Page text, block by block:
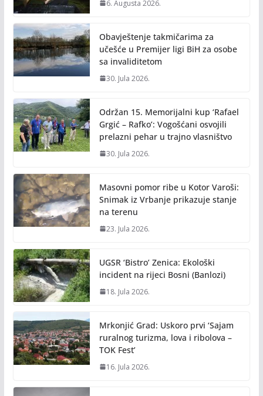
6. Augusta 2026.
Obavještenje takmičarima za
učešće u Premijer ligi BiH za osobe
sa invaliditetom
30. Jula 2026.
Održan 15. Memorijalni kup ‘Rafael
Grgić – Rafko’: Vogošćani osvojili
prelazni pehar u trajno vlasništvo
30. Jula 2026.
Masovni pomor ribe u Kotor Varoši:
Snimak iz Vrbanje prikazuje stanje
na terenu
23. Jula 2026.
UGSR ‘Bistro’ Zenica: Ekološki
incident na rijeci Bosni (Banlozi)
18. Jula 2026.
Mrkonjić Grad: Uskoro prvi ‘Sajam
ruralnog turizma, lova i ribolova –
TOK Fest’
16. Jula 2026.